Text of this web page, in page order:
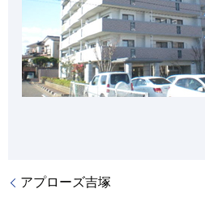
アプローズ吉塚